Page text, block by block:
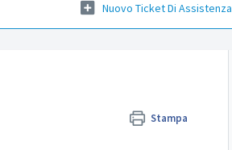
Nuovo Ticket Di Assistenza
Stampa